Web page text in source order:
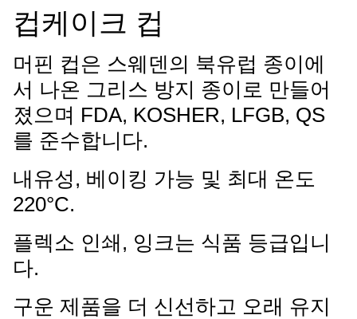
컵케이크 컵
머핀 컵은 스웨덴의 북유럽 종이에
서 나온 그리스 방지 종이로 만들어
졌으며 FDA, KOSHER, LFGB, QS
를 준수합니다.
내유성, 베이킹 가능 및 최대 온도
220°C.
플렉소 인쇄, 잉크는 식품 등급입니
다.
구운 제품을 더 신선하고 오래 유지